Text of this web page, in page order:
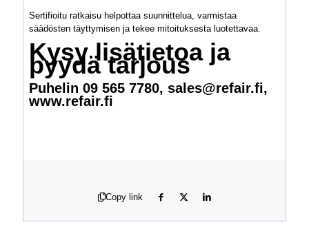
Sertifioitu ratkaisu helpottaa suunnittelua, varmistaa
säädösten täyttymisen ja tekee mitoituksesta luotettavaa.
Kysy lisätietoa ja
pyydä tarjous
Puhelin 09 565 7780, sales@refair.fi,
www.refair.fi
Copy link